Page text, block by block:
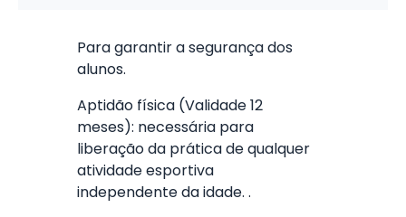
Para garantir a segurança dos
alunos.
Aptidão física (Validade 12
meses): necessária para
liberação da prática de qualquer
atividade esportiva
independente da idade. .